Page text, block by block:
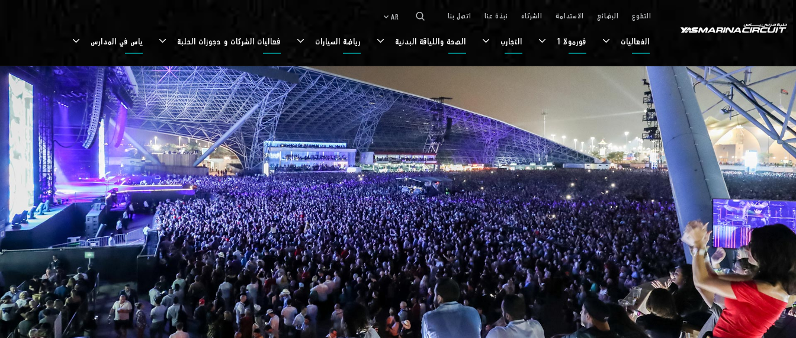
التطوع البضائع الاستدامة الشركاء نبذة عنا اتصل بنا AR
keyboard_arrow_down
الفعاليات فورمولا 1 التجارب الصحة واللياقة البدنية رياضة السيارات فعاليات الشركات و حجوزات الحلبة ياس في المدارس